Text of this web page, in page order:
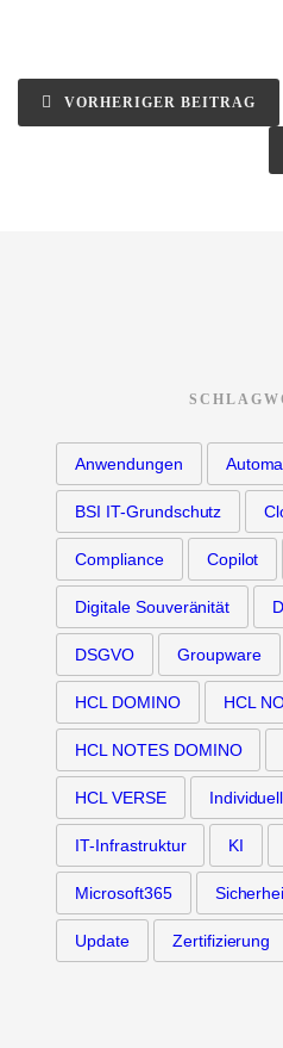
VORHERIGER BEITRAG
Anwendungen
BSI IT-Grundschutz
Compliance Copilot
Digitale Souveränität
DSGVO Groupware
HCL DOMINO HCL
HCL NOTES DOMINO
HCL VERSE
IT-Infrastruktur KI
Microsoft365
Update Zertifizierung